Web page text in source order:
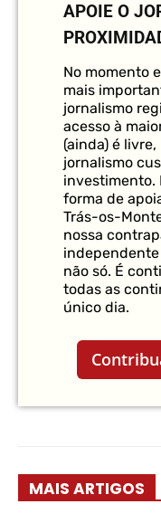
APOIE O
No momento
mais
jornalismo
acesso à
(ainda) é
jornalismo
investimento.
forma de
Trás-os-
nossa
não só. É
todas as
único dia.
MAIS ARTIGOS